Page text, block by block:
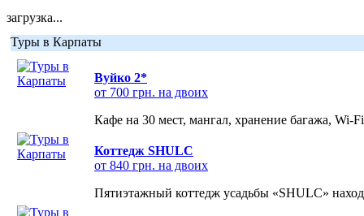
загрузка...
Туры в Карпаты
Вуйко 2*
от 700 грн. на двоих
Кафе на 30 мест, мангал, хранение багажа, Wi-
Коттедж SHULC
от 840 грн. на двоих
Пятиэтажный коттедж усадьбы «SHULC»